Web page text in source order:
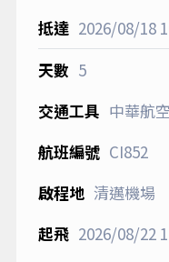
2026/08/18
5
中華航空
CI852
清邁機場
2026/08/22